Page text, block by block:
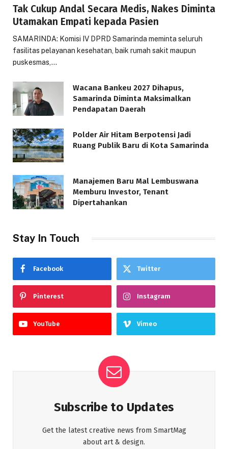
Tak Cukup Andal Secara Medis, Nakes Diminta
Utamakan Empati kepada Pasien
SAMARINDA: Komisi IV DPRD Samarinda meminta seluruh
fasilitas pelayanan kesehatan, baik rumah sakit maupun
puskesmas,…
Wacana Bankeu 2027 Dihapus,
Samarinda Diminta Maksimalkan
Pendapatan Daerah
Polder Air Hitam Berpotensi Jadi
Ruang Publik Baru di Kota Samarinda
Manajemen Baru Mal Lembuswana
Memburu Investor, Tenant
Dipertahankan
Stay In Touch
Facebook Twitter
Pinterest Instagram
YouTube Vimeo
Subscribe to Updates
Get the latest creative news from SmartMag
about art & design.